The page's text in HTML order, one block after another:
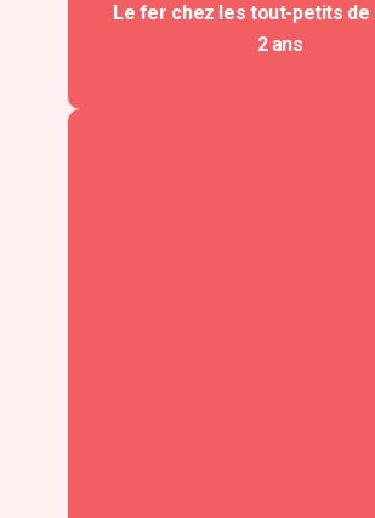
Le fer chez les tout-petits de
2 ans